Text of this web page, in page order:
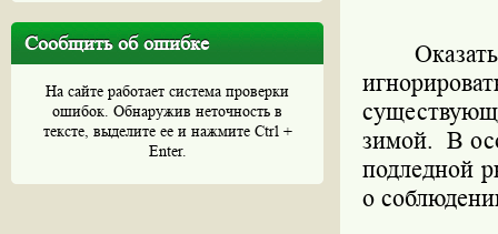
Сообщить об ошибке
На сайте работает система проверки
ошибок. Обнаружив неточность в
тексте, выделите ее и нажмите Ctrl +
Enter.
зимой. В
подледной
о